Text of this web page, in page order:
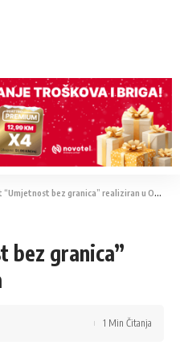
bez granica” realiziran u OŠ Bila
bez granica”
1 Min Čitanja